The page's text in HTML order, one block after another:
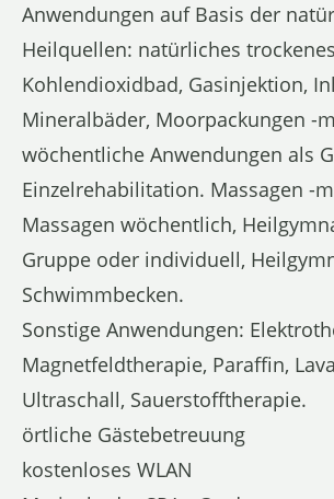
Anwendungen auf Basis der
Heilquellen: natürliches trockenes
Kohlendioxidbad, Gasinjektion,
Mineralbäder, Moorpackungen -
wöchentliche Anwendungen als
Einzelrehabilitation. Massagen -
Massagen wöchentlich,
Gruppe oder individuell,
Schwimmbecken.
Sonstige Anwendungen:
Magnetfeldtherapie, Paraffin,
Ultraschall, Sauerstofftherapie.
örtliche Gästebetreuung
kostenloses WLAN